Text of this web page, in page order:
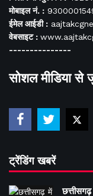
मोबाइल नं. :
ईमेल आईडी :
वेबसाइट :
---------------
सोशल मीडिया से
ट्रेंडिंग खबरें